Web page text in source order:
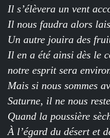
Il s’élèvera un vent
Il nous faudra alors
Un autre jouira des
Il en a été ainsi dès le
notre esprit sera
Mais si nous sommes
Saturne, il ne nous
Quand la poussière
À l’égard du désert et